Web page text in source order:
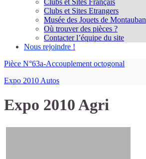
Clubs et Sites Français
Clubs et Sites Etrangers
Musée des Jouets de Montauban
Où trouver des pièces ?
Contacter l’équipe du site
Nous rejoindre !
Pièce N°63a-Accouplement octogonal
Expo 2010 Autos
Expo 2010 Agri